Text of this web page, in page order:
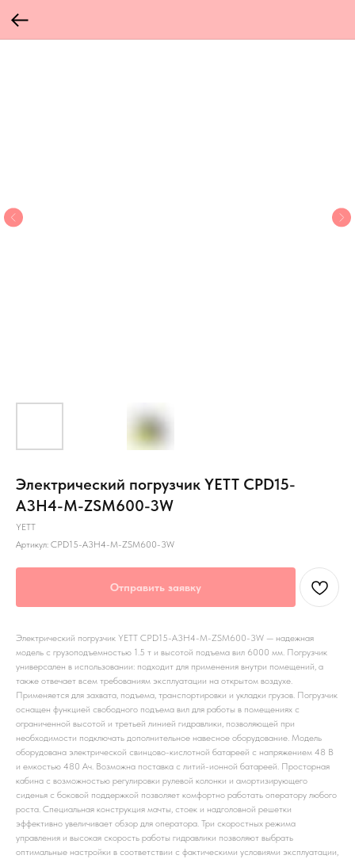
Электрический погрузчик YETT CPD15-
A3H4-M-ZSM600-3W
YETT
Артикул: CPD15-A3H4-M-ZSM600-3W
Отправить заявку
Электрический погрузчик YETT CPD15-A3H4-M-ZSM600-3W — надежная
модель с грузоподъемностью 1.5 т и высотой подъема вил 6000 мм. Погрузчик
универсален в использовании: подходит для применения внутри помещений, а
также отвечает всем требованиям эксплуатации на открытом воздухе.
Применяется для захвата, подъема, транспортировки и укладки грузов. Погрузчик
оснащен функцией свободного подъема вил для работы в помещениях с
ограниченной высотой и третьей линией гидравлики, позволяющей при
необходимости подключать дополнительное навесное оборудование. Модель
оборудована электрической свинцово-кислотной батареей с напряжением 48 B
и емкостью 480 Ач. Возможна поставка с литий-ионной батареей. Просторная
кабина с возможностью регулировки рулевой колонки и амортизирующего
сиденья с боковой поддержкой позволяет комфортно работать оператору любого
роста. Специальная конструкция мачты, стоек и надголовной решетки
эффективно увеличивает обзор для оператора. Три скоростных режима
управления и высокая скорость работы гидравлики позволяют выбрать
оптимальные настройки в соответствии с фактическими условиями эксплуатации,